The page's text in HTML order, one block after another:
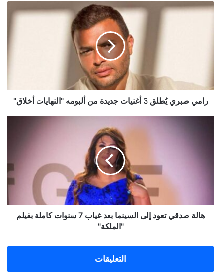
رامي
"النهايات
أخلاق"
رامي صبري يُطلق 3 أغنيات جديدة من ألبومه "النهايات أخلاق"
سنوات
كاملة
هالة صدقي تعود إلى السينما بعد غياب 7 سنوات كاملة بفيلم
"الملكة"
التعليقات